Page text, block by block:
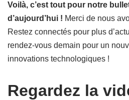
Voilà, c’est tout pour notre
d’aujourd’hui ! Merci de nous
Restez connectés pour plus
rendez-vous demain pour un
innovations technologiques !
Regardez la